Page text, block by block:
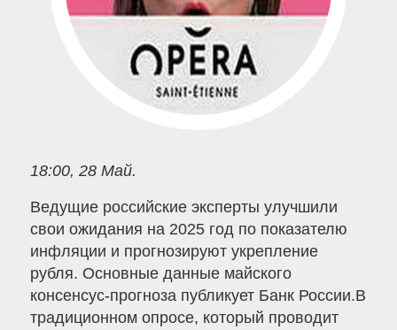
18:00, 28 Май.
Ведущие российские эксперты улучшили
свои ожидания на 2025 год по показателю
инфляции и прогнозируют укрепление
рубля. Основные данные майского
консенсус-прогноза публикует Банк России.В
традиционном опросе, который проводит